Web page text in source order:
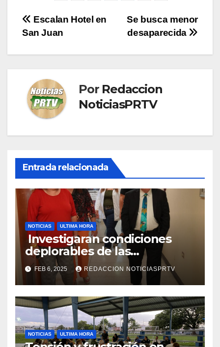
Navegación
Se busca menor
desaparecida
Escalan Hotel en
San Juan
Por Redaccion
NoticiasPRTV
Entrada relacionada
NOTICIAS ULTIMA HORA
Investigaran condiciones
deplorables de las
facilidades el Departamento
de la Salud en Mayagüez
FEB 6, 2025 REDACCION NOTICIASPRTV
NOTICIAS ULTIMA HORA